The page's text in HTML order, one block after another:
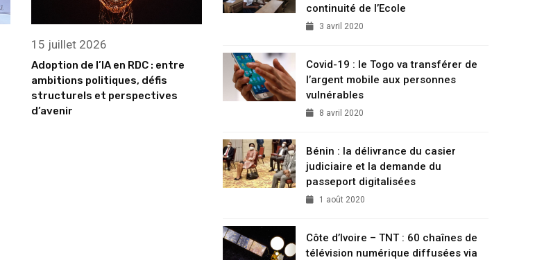
15 juillet 2026
Adoption de l’IA en RDC : entre
ambitions politiques, défis
structurels et perspectives
d’avenir
continuité de l’Ecole
3 avril 2020
Covid-19 : le Togo va transférer de
l’argent mobile aux personnes
vulnérables
8 avril 2020
Bénin : la délivrance du casier
judiciaire et la demande du
passeport digitalisées
1 août 2020
Côte d’Ivoire – TNT : 60 chaînes de
télévision numérique diffusées via